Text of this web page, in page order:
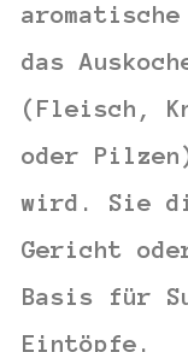
das
(Fleisch,
oder
wird. Sie
Gericht
Basis für
Eintöpfe.